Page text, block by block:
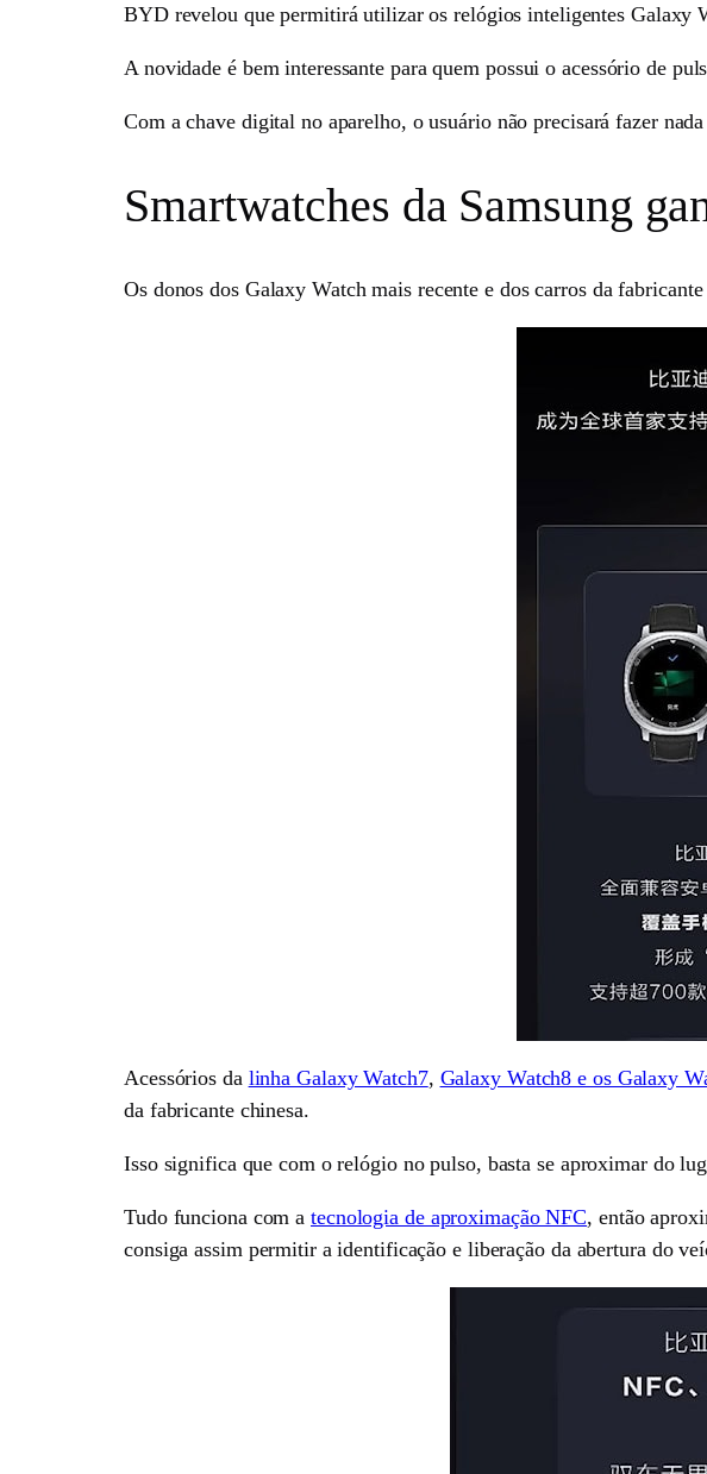
BYD revelou que permitirá utilizar os relógios inteligentes Galaxy
A novidade é bem interessante para quem possui o acessório de
Com a chave digital no aparelho, o usuário não precisará fazer
Smartwatches da Samsung
Os donos dos Galaxy Watch mais recente e dos carros da
Acessórios da linha Galaxy Watch7, Galaxy Watch8 e os Galaxy
da fabricante chinesa.
Isso significa que com o relógio no pulso, basta se aproximar do
Tudo funciona com a tecnologia de aproximação NFC, então
consiga assim permitir a identificação e liberação da abertura do